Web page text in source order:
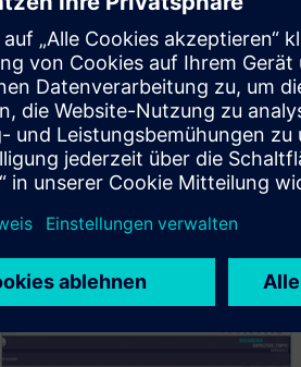
an
Mit Lese- und Schreibzugriff auf die
können Sie jede Funktion auswählen,
die entsprechende Funktionsgruppe